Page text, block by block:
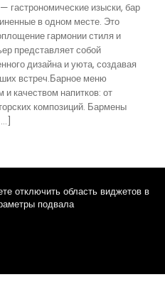
изыски, бар
в одном месте. Это
гармонии стиля и
представляет собой
дизайна и уюта, создавая
встреч.Барное меню
качеством напитков: от
композиций. Бармены
отключить область виджетов в
подвала